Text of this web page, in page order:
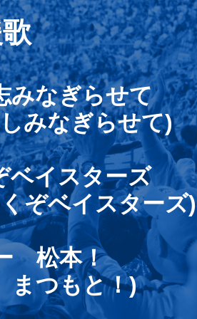
なぎらせて
みなぎらせて)
イスターズ
ぞベイスターズ)
松本！
つもと！)